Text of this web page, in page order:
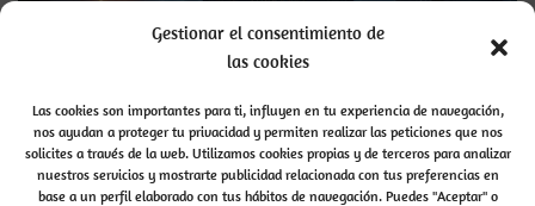
Gestionar el consentimiento de
las cookies
Las cookies son importantes para ti, influyen en tu experiencia de navegación,
nos ayudan a proteger tu privacidad y permiten realizar las peticiones que nos
solicites a través de la web. Utilizamos cookies propias y de terceros para analizar
nuestros servicios y mostrarte publicidad relacionada con tus preferencias en
base a un perfil elaborado con tus hábitos de navegación. Puedes "Aceptar" o
¿Cómo preguntar al Tarot?
Lo mejor de las Cartas
del Tarot
es que puedes preguntar […]